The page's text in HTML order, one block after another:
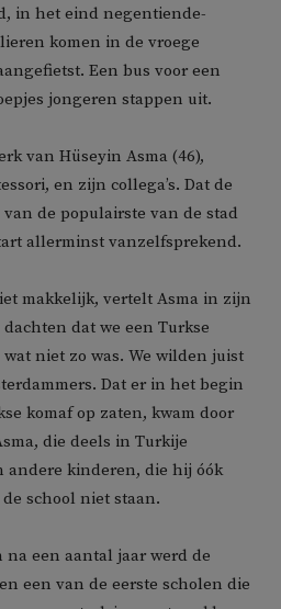
in het eind negentiende-
komen in de vroege
Een bus voor een
jongeren stappen uit.
van Hüseyin Asma (46),
en zijn collega’s. Dat de
de populairste van de stad
allerminst vanzelfsprekend.
makkelijk, vertelt Asma in zijn
dat we een Turkse
niet zo was. We wilden juist
Dat er in het begin
komaf op zaten, kwam door
die deels in Turkije
andere kinderen, die hij óók
school niet staan.
na een aantal jaar werd de
een van de eerste scholen die